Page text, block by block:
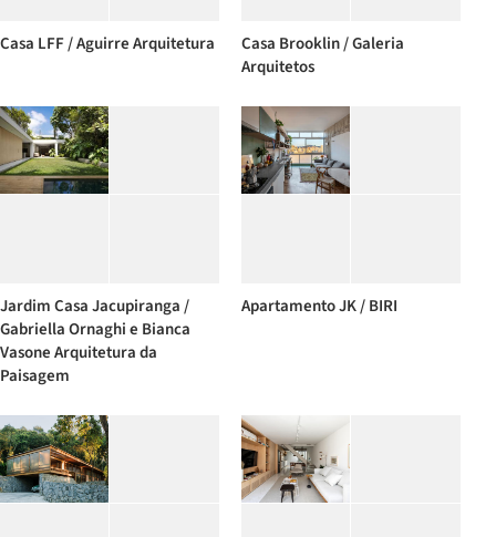
Casa LFF / Aguirre Arquitetura
Casa Brooklin / Galeria
Arquitetos
Jardim Casa Jacupiranga /
Gabriella Ornaghi e Bianca
Vasone Arquitetura da
Paisagem
Apartamento JK / BIRI